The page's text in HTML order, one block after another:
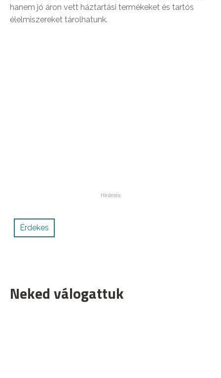
hanem jó áron vett háztartási termékeket és tartós
élelmiszereket tárolhatunk.
Érdekes
Neked válogattuk